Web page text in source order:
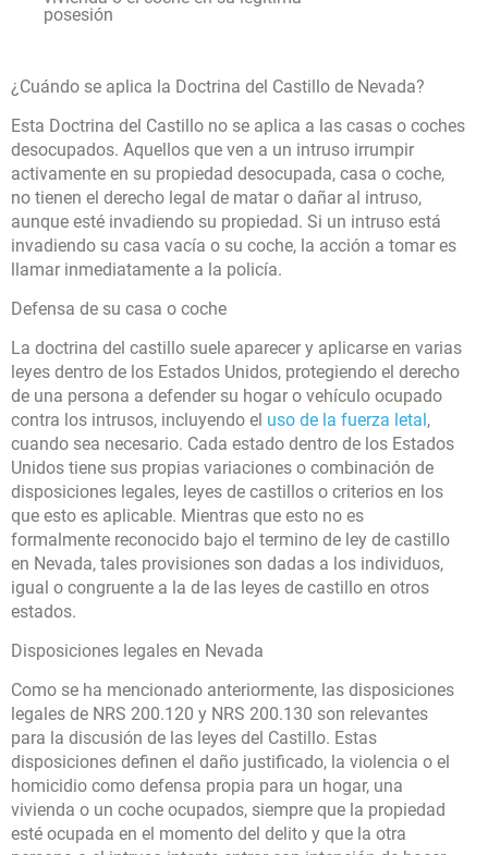
posesión
¿Cuándo se aplica la Doctrina del Castillo de Nevada?
Esta Doctrina del Castillo no se aplica a las casas o coches
desocupados. Aquellos que ven a un intruso irrumpir
activamente en su propiedad desocupada, casa o coche,
no tienen el derecho legal de matar o dañar al intruso,
aunque esté invadiendo su propiedad. Si un intruso está
invadiendo su casa vacía o su coche, la acción a tomar es
llamar inmediatamente a la policía.
Defensa de su casa o coche
La doctrina del castillo suele aparecer y aplicarse en varias
leyes dentro de los Estados Unidos, protegiendo el derecho
de una persona a defender su hogar o vehículo ocupado
contra los intrusos, incluyendo el uso de la fuerza letal,
cuando sea necesario. Cada estado dentro de los Estados
Unidos tiene sus propias variaciones o combinación de
disposiciones legales, leyes de castillos o criterios en los
que esto es aplicable. Mientras que esto no es
formalmente reconocido bajo el termino de ley de castillo
en Nevada, tales provisiones son dadas a los individuos,
igual o congruente a la de las leyes de castillo en otros
estados.
Disposiciones legales en Nevada
Como se ha mencionado anteriormente, las disposiciones
legales de NRS 200.120 y NRS 200.130 son relevantes
para la discusión de las leyes del Castillo. Estas
disposiciones definen el daño justificado, la violencia o el
homicidio como defensa propia para un hogar, una
vivienda o un coche ocupados, siempre que la propiedad
esté ocupada en el momento del delito y que la otra